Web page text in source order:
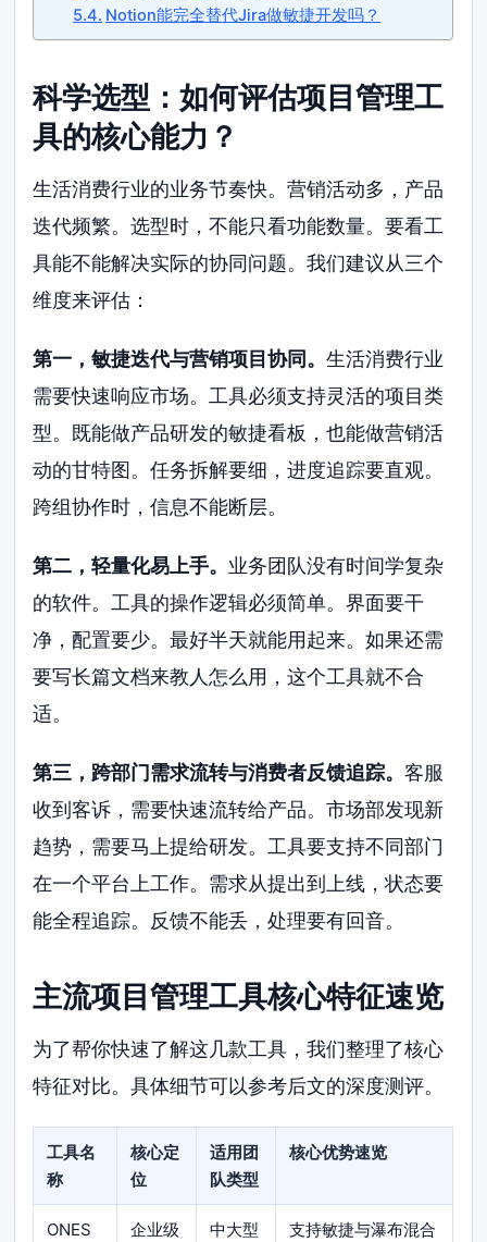
Notion能完全替代Jira做敏捷开发吗？
科学选型：如何评估项目管理工
具的核心能力？
生活消费行业的业务节奏快。营销活动多，产品
迭代频繁。选型时，不能只看功能数量。要看工
具能不能解决实际的协同问题。我们建议从三个
维度来评估：
第一，敏捷迭代与营销项目协同。生活消费行业
需要快速响应市场。工具必须支持灵活的项目类
型。既能做产品研发的敏捷看板，也能做营销活
动的甘特图。任务拆解要细，进度追踪要直观。
跨组协作时，信息不能断层。
第二，轻量化易上手。 业务团队没有时间学复杂
的软件。工具的操作逻辑必须简单。界面要干
净，配置要少。最好半天就能用起来。如果还需
要写长篇文档来教人怎么用，这个工具就不合
适。
第三，跨部门需求流转与消费者反馈追踪。客服
收到客诉，需要快速流转给产品。市场部发现新
趋势，需要马上提给研发。工具要支持不同部门
在一个平台上工作。需求从提出到上线，状态要
能全程追踪。反馈不能丢，处理要有回音。
主流项目管理工具核心特征速览
为了帮你快速了解这几款工具，我们整理了核心
特征对比。具体细节可以参考后文的深度测评。
工具名
称
核心定
位
适用团
队类型
核心优势速览
ONES
企业级
中大型
支持敏捷与瀑布混合